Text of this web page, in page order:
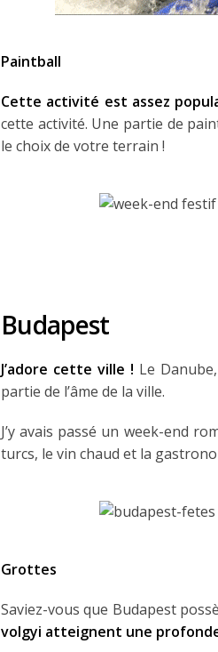
Paintball
Cette activité est assez
cette activité. Une partie de
le choix de votre terrain !
Budapest
J’adore cette ville ! Le
partie de l’âme de la ville.
J’y avais passé un week-end
turcs, le vin chaud et la
Grottes
Saviez-vous que Budapest
volgyi atteignent une